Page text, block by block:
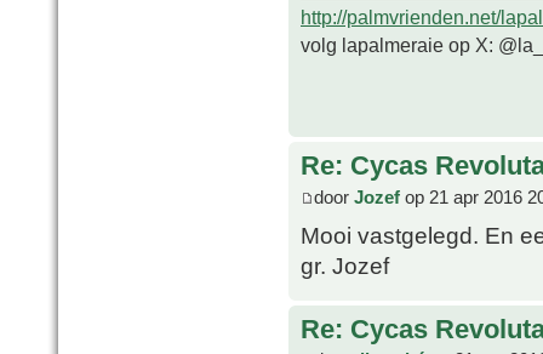
http://palmvrienden.net/
volg lapalmeraie op X:
Re: Cycas
door Jozef op 21 apr 2016
Mooi vastgelegd. En
gr. Jozef
Re: Cycas